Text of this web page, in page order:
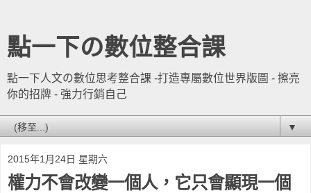
點一下の數位整合課
點一下人文の數位思考整合課 -打造專屬數位世界版圖 - 擦亮
你的招牌 - 強力行銷自己
▼
2015年1月24日 星期六
權力不會改變一個人，它只會顯現一個